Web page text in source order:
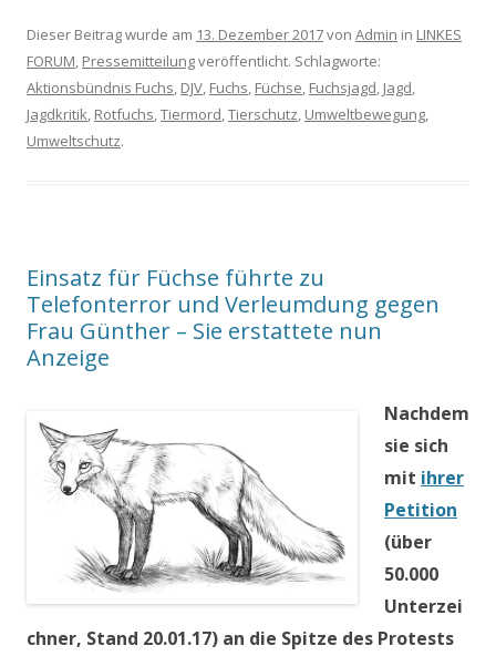
Dieser Beitrag wurde am 13. Dezember 2017von Admin in LINKES
FORUM, Pressemitteilungveröffentlicht. Schlagworte:
Aktionsbündnis Fuchs, DJV, Fuchs, Füchse, Fuchsjagd, Jagd,
Jagdkritik, Rotfuchs,Tiermord,Tierschutz, Umweltbewegung,
Umweltschutz.
Einsatz für Füchse führte zu
Telefonterror und Verleumdung gegen
Frau Günther – Sie erstattete nun
Anzeige
Nachdem
sie sich
mit ihrer
Petition
(über
50.000
Unterzei
chner, Stand 20.01.17) an die Spitze des Protests